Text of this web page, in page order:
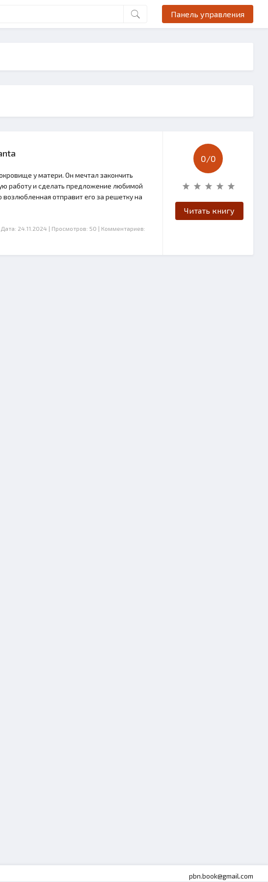
Панель управления
у матери. Он мечтал закончить
работу и сделать предложение любимой
отправит его за решетку на
Дата: 24.11.2024 | Просмотров: 50 | Комментариев:
0/0
Читать книгу
pbn.book@gmail.com